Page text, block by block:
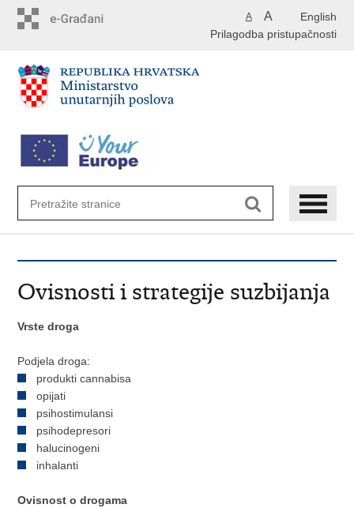
English
A A
Prilagodba pristupačnosti
Ovisnosti i strategije suzbijanja
Vrste droga
Podjela droga:
produkti cannabisa
opijati
psihostimulansi
psihodepresori
halucinogeni
inhalanti
Ovisnost o drogama